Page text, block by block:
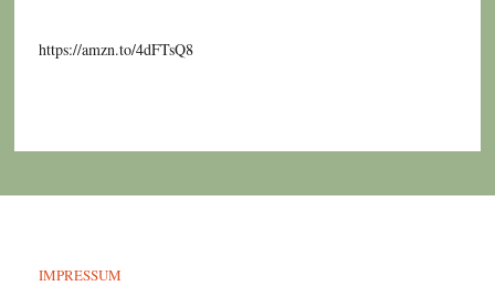
https://amzn.to/4dFTsQ8
IMPRESSUM